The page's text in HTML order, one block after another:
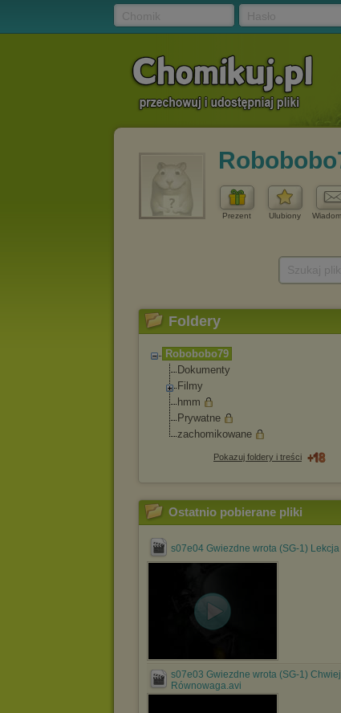
Prezent Ulubiony
Foldery
Robobobo79
Dokumenty
Filmy
hmm
Prywatne
zachomikowane
Pokazuj foldery i treści
Ostatnio pobierane pliki
s07e04 Gwiezdne wrota (SG-1) Lekcja
s07e03 Gwiezdne wrota (SG-1)
Równowaga.avi